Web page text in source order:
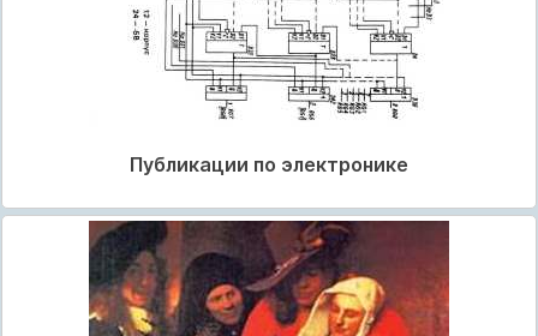
Публикации по электронике